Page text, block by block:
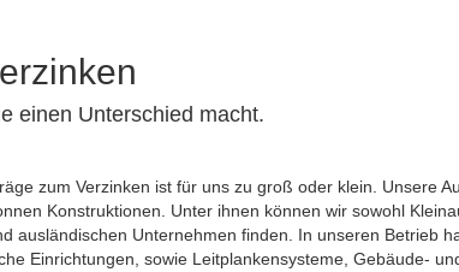
einen Unterschied macht.
zum Verzinken ist für uns zu groß oder klein. Unsere
Konstruktionen. Unter ihnen können wir sowohl
ausländischen Unternehmen finden. In unseren Betrieb
Einrichtungen, sowie Leitplankensysteme, Gebäude-